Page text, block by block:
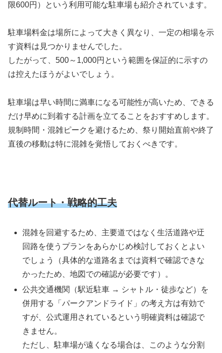
限600円）という利用可能な駐車場も紹介されています。
駐車場料金は場所によって大きく異なり、一定の相場を示
す資料は見つかりませんでした。
したがって、500～1,000円という範囲を保証的に示すの
は控えたほうがよいでしょう。
駐車場は早い時間に満車になる可能性が高いため、できる
だけ早めに到着する計画を立てることをおすすめします。
規制時間・混雑ピークを避けるため、祭り開始直前や終了
直後の移動は特に混雑を覚悟しておくべきです。
代替ルート・戦略的工夫
混雑を回避するため、主要道ではなく生活道路や迂
回路を使うプランをあらかじめ検討しておくとよい
でしょう（具体的な道路名までは資料で確認できな
かったため、地図での確認が必要です）。
公共交通機関（駅近駐車 → シャトル・徒歩など）を
併用する「パークアンドライド」の考え方は有効で
すが、公式運用されているという明確資料は確認で
きません。
ただし、駐車場が遠くなる場合は、このような分割